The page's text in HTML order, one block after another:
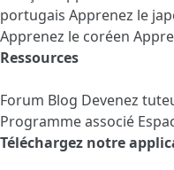
portugais Apprenez le
Apprenez le coréen
Ressources
Forum Blog Devenez
Programme associé
Téléchargez notre